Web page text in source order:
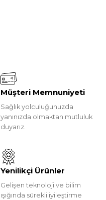
Müşteri Memnuniyeti
Sağlık yolculuğunuzda
yanınızda olmaktan mutluluk
duyarız.
Yenilikçi Ürünler
Gelişen teknoloji ve bilim
ışığında sürekli iyileştirme